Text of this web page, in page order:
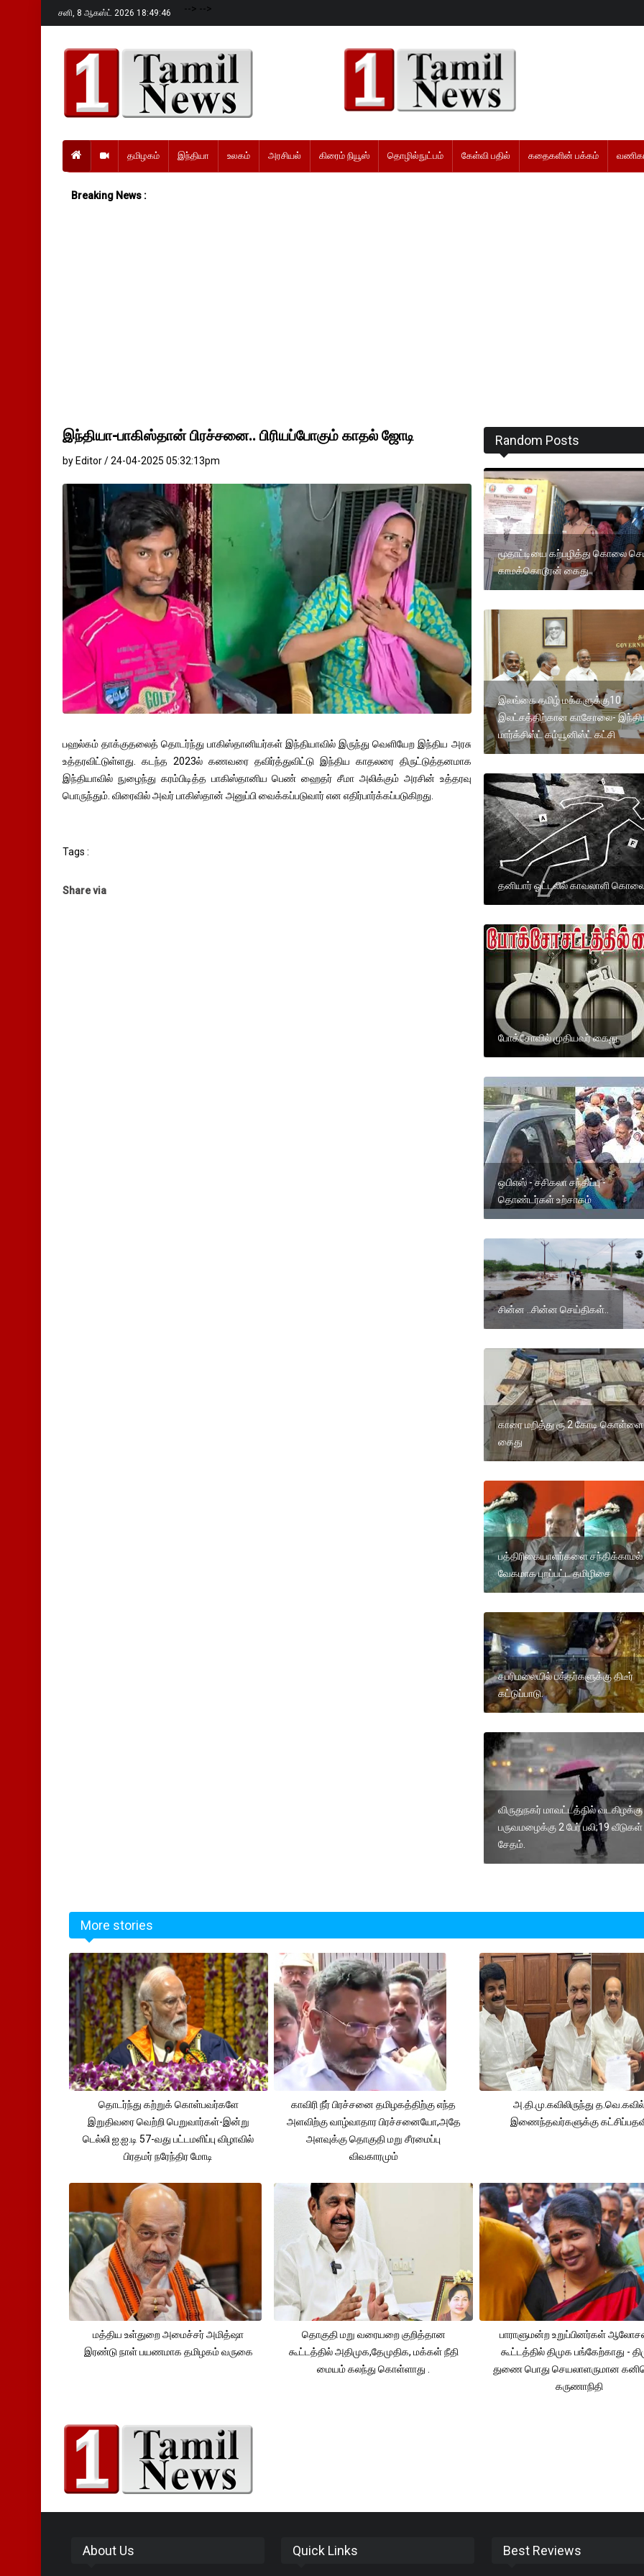
சனி, 8 ஆகஸ்ட் 2026 18:49:47 --> -->
தமிழகம் இந்தியா உலகம் அரசியல் கிரைம் நியூஸ் தொழில்நுட்பம் கேள்வி பதில் கதைகளின் பக்கம்
Breaking News :
இந்தியா-பாகிஸ்தான் பிரச்சனை.. பிரியப்போகும் காதல் ஜோடி
by Editor / 24-04-2025 05:32:13pm
பஹல்கம் தாக்குதலைத் தொடர்ந்து பாகிஸ்தானியர்கள் இந்தியாவில் இருந்து வெளியேற இந்திய அரசு
உத்தரவிட்டுள்ளது. கடந்த 2023ல் கணவரை தவிர்த்துவிட்டு இந்திய காதலரை திருட்டுத்தனமாக
இந்தியாவில் நுழைந்து கரம்பிடித்த பாகிஸ்தானிய பெண் ஹைதர் சீமா அலிக்கும் அரசின் உத்தரவு
பொருந்தும். விரைவில் அவர் பாகிஸ்தான் அனுப்பி வைக்கப்படுவார் என எதிர்பார்க்கப்படுகிறது.
Tags :
Share via
Random Posts
மூதாட்டியை கற்பழித்து கொலை
காமக்கொடூரன் கைது
இலங்கை தமிழ் மக்களுக்கு10
இலட்சத்திற்கான காசோலை-
மார்க்சிஸ்ட் கம்யூனிஸ்ட் கட்சி
தனியார் ஓட்டலில் காவலாளி
போக்சோவில் முதியவர் கைது
ஒபிஎஸ் - சசிகலா சந்திப்பு -
தொண்டர்கள் உற்சாகம்
சின்ன ..சின்ன செய்திகள்..
காரை மறித்து ரூ.2 கோடி
கைது
பத்திரிகையாளர்களை சந்திக்காமல்
வேகமாக புறப்பட்ட தமிழிசை
சபரிமலையில் பக்தர்களுக்கு திடீர்
கட்டுப்பாடு.
விருதுநகர் மாவட்டத்தில் வடகிழக்கு
பருவமழைக்கு 2 பேர் பலி;19 வீடுகள்
சேதம்.
More stories
தொடர்ந்து கற்றுக் கொள்பவர்களே
இறுதிவரை வெற்றி பெறுவார்கள்-இன்று
டெல்லி ஐ.ஐ.டி 57-வது பட்டமளிப்பு விழாவில்
பிரதமர் நரேந்திர மோடி
காவிரி நீர் பிரச்சனை தமிழகத்திற்கு எந்த
அளவிற்கு வாழ்வாதார பிரச்சனையோ,அதே
அளவுக்கு தொகுதி மறு சீரமைப்பு
விவகாரமும்
அ.தி.மு.கவிலிருந்து
இணைந்தவர்களுக்கு
மத்திய உள்துறை அமைச்சர் அமித்ஷா
இரண்டு நாள் பயணமாக தமிழகம் வருகை
தொகுதி மறு வரையறை குறித்தான
கூட்டத்தில் அதிமுக,தேமுதிக, மக்கள் நீதி
மையம் கலந்து கொள்ளாது .
பாராளுமன்ற உறுப்பினர்கள்
கூட்டத்தில் திமுக பங்கேற்காது -
துணை பொது செயலாளருமான
கருணாநிதி
About Us Quick Links Best Reviews